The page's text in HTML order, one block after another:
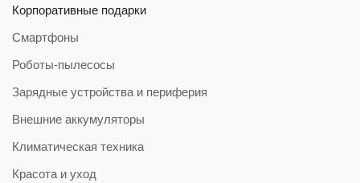
Корпоративные подарки
Смартфоны
Роботы-пылесосы
Зарядные устройства и периферия
Внешние аккумуляторы
Климатическая техника
Красота и уход